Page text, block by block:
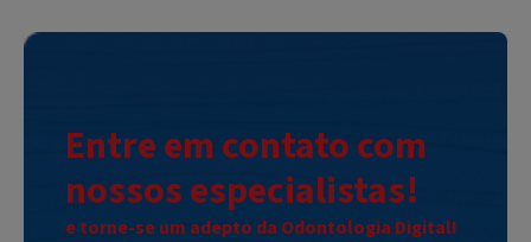
Entre em contato com
nossos especialistas!
e torne-se um adepto da Odontologia Digital!